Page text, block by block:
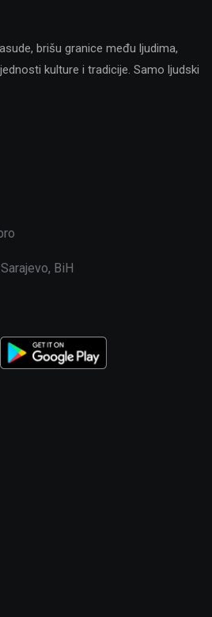
brišu granice među ljudima,
kulture i tradicije. Samo ljudski
BiH